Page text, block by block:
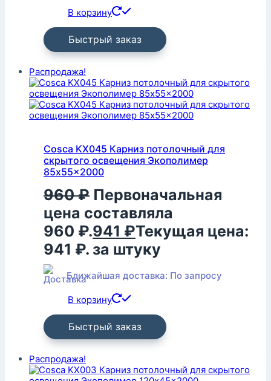
В корзину
Быстрый заказ
Распродажа!
Cosca KX045 Карниз потолочный для
скрытого освещения Экополимер
85x55x2000
960₽ Первоначальная
цена составляла
960 ₽.941 ₽Текущая цена:
941 ₽. за штуку
Ближайшая доставка: По запросу
В корзину
Быстрый заказ
Распродажа!